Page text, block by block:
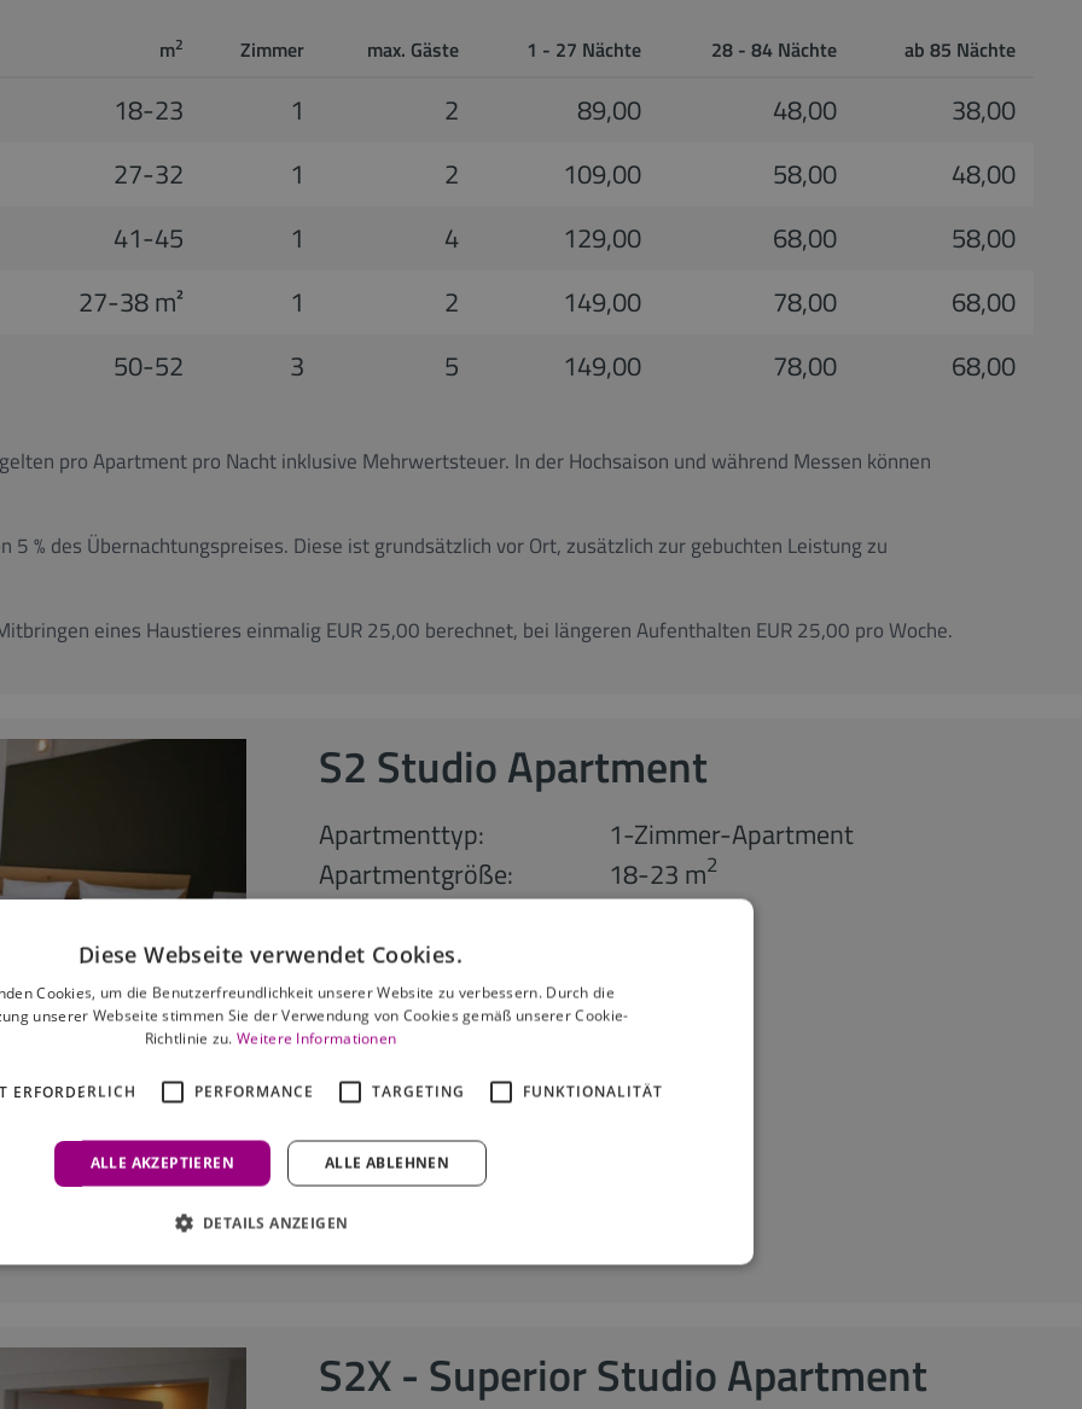
m2 Zimmer max. Gäste 1 - 27 Nächte 28 - 84 Nächte ab 85 Nächte
18-23 1 2 89,00 48,00
38,00
27-32
1 2 109,00 58,00
48,00
41-45
1 4 129,00 68,00
58,00
27-38 m²
1 2 149,00 78,00
68,00
50-52
3 5 149,00 78,00 68,00
pro Apartment pro Nacht inklusive Mehrwertsteuer. In der Hochsaison und während Messen können
% des Übernachtungspreises. Diese ist grundsätzlich vor Ort, zusätzlich zur gebuchten Leistung zu
eines Haustieres einmalig EUR 25,00 berechnet, bei längeren Aufenthalten EUR 25,00 pro Woche.
S2 Studio Apartment
Apartmenttyp:
1-Zimmer-Apartment
Apartmentgröße:
18-23 m2
max. Personen: 2
ab 38,00
ab 85 Nächte
anfragen
S2X - Superior Studio Apartment
Diese Webseite verwendet Cookies.
Cookies, um die Benutzerfreundlichkeit unserer Website zu verbessern. Durch die
unserer Webseite stimmen Sie der Verwendung von Cookies gemäß unserer Cookie-
Richtlinie zu.Weitere Informationen
ERFORDERLICH PERFORMANCE TARGETING FUNKTIONALITÄT
ALLE AKZEPTIEREN ALLE ABLEHNEN
DETAILS ANZEIGEN